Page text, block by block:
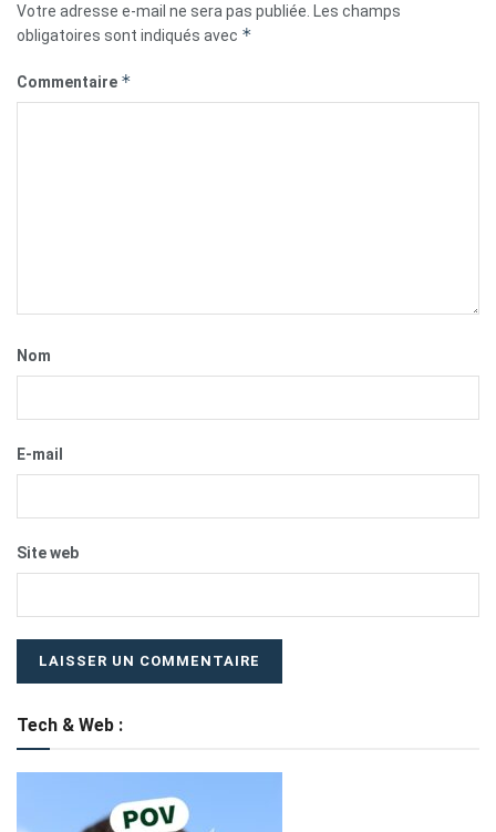
Votre adresse e-mail ne sera pas publiée.
Les champs
obligatoires sont indiqués avec *
Commentaire *
Nom
E-mail
Site web
Tech & Web :